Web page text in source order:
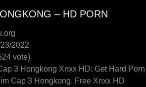
– HD PORN
2022
vote)
3 Hongkong Xnxx HD: Get Hard Porn
Cap 3 Hongkong. Free Xnxx HD